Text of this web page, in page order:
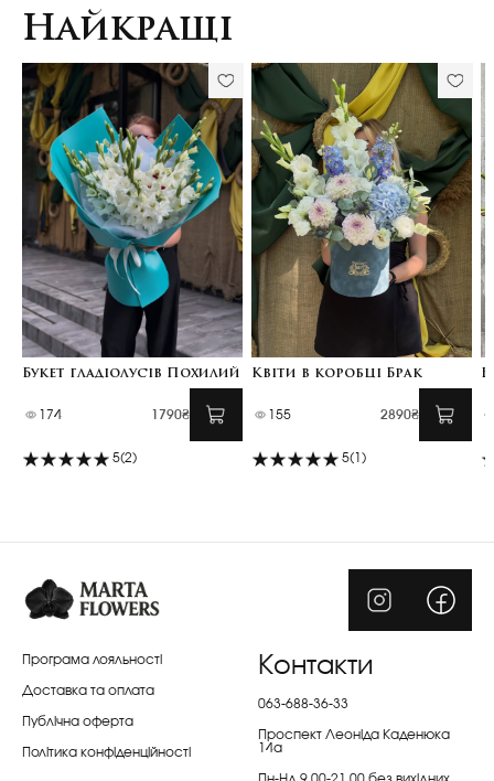
Найкращі
Букет гладіолусів Похилий
174 1790₴
5(2)
Квіти в коробці Брак
155 2890₴
5(1)
Програма лояльності
Доставка та оплата
Публічна оферта
Політика конфіденційності
Контакти
063-688-36-33
Проспект Леоніда Каденюка
14а